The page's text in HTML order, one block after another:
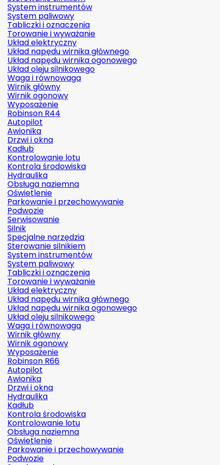
System instrumentów
System paliwowy
Tabliczki i oznaczenia
Torowanie i wyważanie
Układ elektryczny
Układ napędu wirnika głównego
Układ napędu wirnika ogonowego
Układ oleju silnikowego
Waga i równowaga
Wirnik główny
Wirnik ogonowy
Wyposażenie
Robinson R44
Autopilot
Awionika
Drzwi i okna
Kadłub
Kontrolowanie lotu
Kontrola środowiska
Hydraulika
Obsługa naziemna
Oświetlenie
Parkowanie i przechowywanie
Podwozie
Serwisowanie
Silnik
Specjalne narzędzia
Sterowanie silnikiem
System instrumentów
System paliwowy
Tabliczki i oznaczenia
Torowanie i wyważanie
Układ elektryczny
Układ napędu wirnika głównego
Układ napędu wirnika ogonowego
Układ oleju silnikowego
Waga i równowaga
Wirnik główny
Wirnik ogonowy
Wyposażenie
Robinson R66
Autopilot
Awionika
Drzwi i okna
Hydraulika
Kadłub
Kontrola środowiska
Kontrolowanie lotu
Obsługa naziemna
Oświetlenie
Parkowanie i przechowywanie
Podwozie